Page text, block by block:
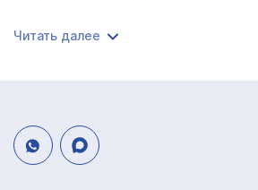
Читать далее